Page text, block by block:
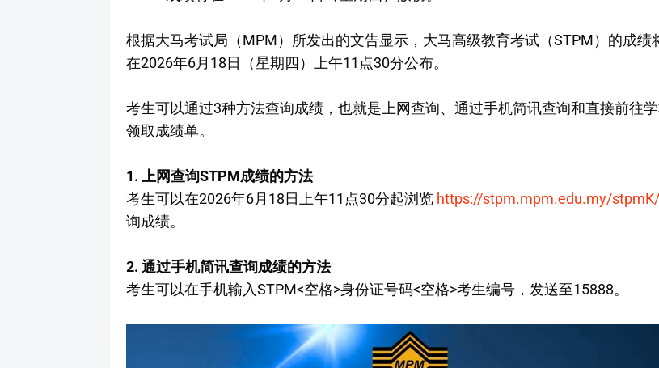
根据大马考试局（MPM）所发出的文告显示，大马高级教育考试（STPM）的成绩
在2026年6月18日（星期四）上午11点30分公布。
考生可以通过3种方法查询成绩，也就是上网查询、通过手机简讯查询和直接前往
领取成绩单。
1. 上网查询STPM成绩的方法
考生可以在2026年6月18日上午11点30分起浏览 https://stpm.mpm.edu.my/stpmK/
询成绩。
2. 通过手机简讯查询成绩的方法
考生可以在手机输入STPM<空格>身份证号码<空格>考生编号，发送至15888。